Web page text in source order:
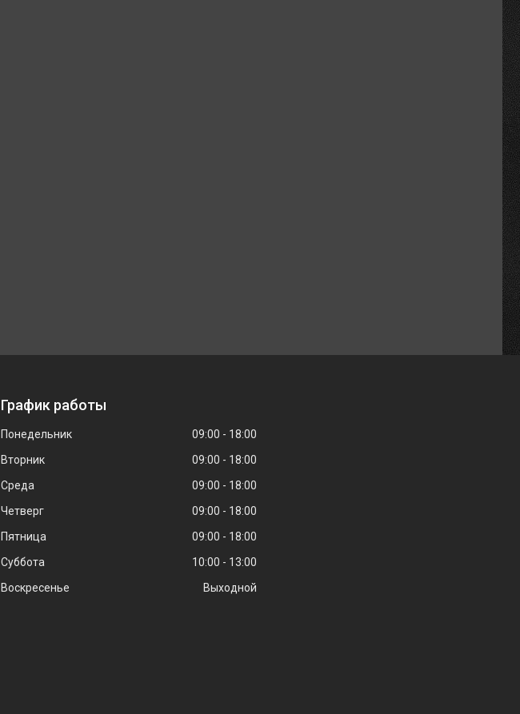
График работы
Понедельник 09:00
18:00
Вторник
09:00
18:00
Среда
09:00
18:00
Четверг
09:00
18:00
Пятница
09:00
18:00
Суббота
10:00
13:00
Воскресенье
Выходной